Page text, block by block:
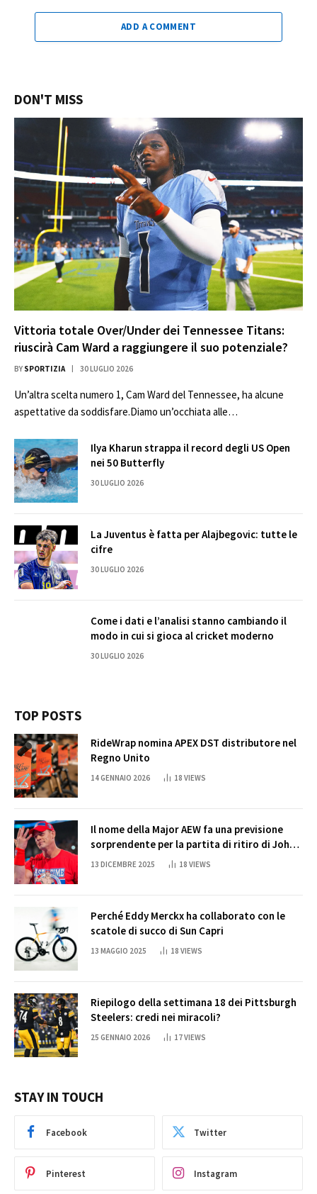
ADD A COMMENT
DON'T MISS
Vittoria totale Over/Under dei Tennessee Titans:
riuscirà Cam Ward a raggiungere il suo potenziale?
BY SPORTIZIA 30 LUGLIO 2026
Un’altra scelta numero 1, Cam Ward del Tennessee, ha alcune
aspettative da soddisfare.Diamo un’occhiata alle…
Ilya Kharun strappa il record degli US Open
nei 50 Butterfly
30 LUGLIO 2026
La Juventus è fatta per Alajbegovic: tutte le
cifre
30 LUGLIO 2026
Come i dati e l’analisi stanno cambiando il
modo in cui si gioca al cricket moderno
30 LUGLIO 2026
TOP POSTS
RideWrap nomina APEX DST distributore nel
Regno Unito
14 GENNAIO 2026 18 VIEWS
Il nome della Major AEW fa una previsione
sorprendente per la partita di ritiro di John
Cena
13 DICEMBRE 2025 18 VIEWS
Perché Eddy Merckx ha collaborato con le
scatole di succo di Sun Capri
13 MAGGIO 2025 18 VIEWS
Riepilogo della settimana 18 dei Pittsburgh
Steelers: credi nei miracoli?
25 GENNAIO 2026 17VIEWS
STAY IN TOUCH
Facebook Twitter
Pinterest Instagram